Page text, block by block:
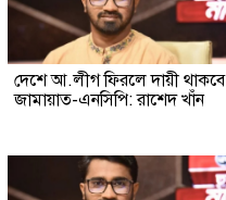
দেশে আ.লীগ ফিরলে দায়ী থাকবে
জামায়াত-এনসিপি: রাশেদ খাঁন